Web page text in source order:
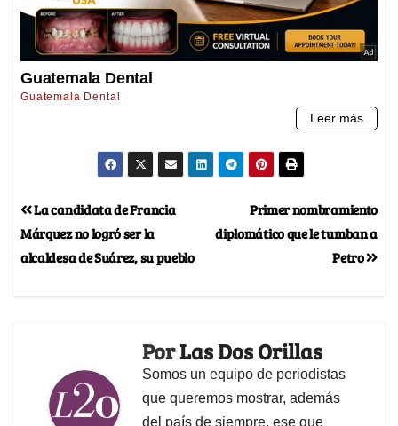
Primer nombramiento
diplomático que le tumban a
Petro
La candidata de Francia
Márquez no logró ser la
alcaldesa de Suárez, su pueblo
PorLas Dos Orillas
Somos un equipo de periodistas
que queremos mostrar, además
del país de siempre, ese que